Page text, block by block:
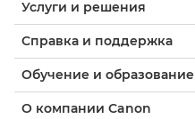
Услуги и решения
Справка и поддержка
Обучение и образование
О компании Canon